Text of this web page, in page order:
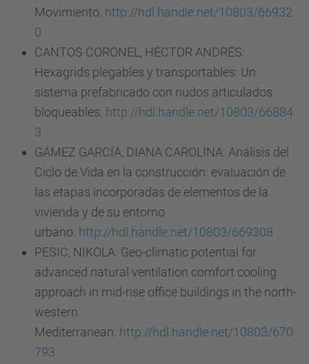
Movimiento. http://hdl.handle.net/10803/66932
0
CANTOS CORONEL, HÉCTOR ANDRÉS:
Hexagrids plegables y transportables: Un
sistema prefabricado con nudos articulados
bloqueables. http://hdl.handle.net/10803/66884
3
GÁMEZ GARCÍA, DIANA CAROLINA: Análisis del
Ciclo de Vida en la construcción: evaluación de
las etapas incorporadas de elementos de la
vivienda y de su entorno
urbano. http://hdl.handle.net/10803/669308
PESIC, NIKOLA. Geo-climatic potential for
advanced natural ventilation comfort cooling
approach in mid-rise office buildings in the north-
western
Mediterranean. http://hdl.handle.net/10803/670
793